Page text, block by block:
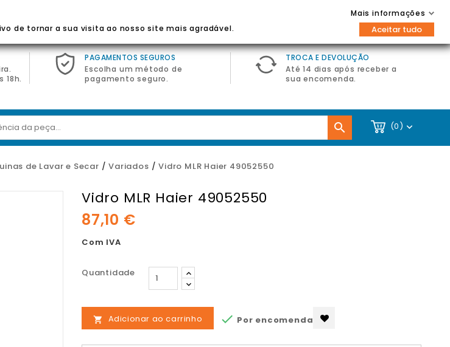
Entrar / Registar
18h.
PAGAMENTOS SEGUROS
Escolha um método de
pagamento seguro.
TROCA E DEVOLUÇÃO
Até 14 dias após receber a
sua encomenda.
(0) 

de Lavar e Secar Variados Vidro MLR Haier 49052550
Vidro MLR Haier 49052550
87,10 €
Com IVA
Quantidade
 Adicionar ao carrinho  Por encomenda
de tornar a sua visita ao nosso site mais agradável.
Mais informações
Aceitar tudo